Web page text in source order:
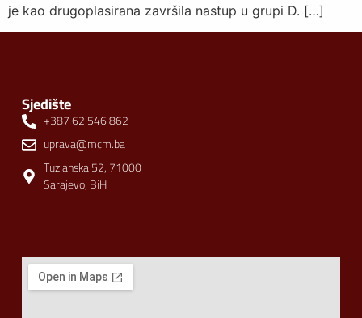
je kao drugoplasirana završila nastup u grupi D. […]
Sjedište
+387 62 546 862
uprava@mcm.ba
Tuzlanska 52, 71000
Sarajevo, BiH